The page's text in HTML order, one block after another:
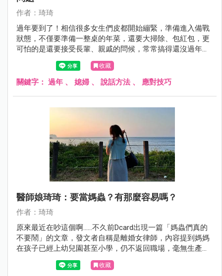
作者：琦琦
過年要到了！相信很多女生們皮都開始繃緊，準備進入備戰
狀態，不僅要準備一整桌的年菜，還要大掃除、包紅包，更
可怕的是還要接受長輩、親戚的問候，常常搞得還沒過年，
心情就開始焦慮起來。
收藏
關鍵字： 過年 、 媳婦 、 說話方法 、 應對技巧
醫師娘琦琦：要當媽蟲？有那麼容易嗎？
作者：琦琦
原來最近在吵這個啊……不久前Dcard出現一篇「媽蟲們真的
不要鬧」的文章，發文者自稱是離婚女律師，內容提到媽媽
在孩子已經上幼兒園甚至小學，仍不返回職場，毫無生產
力，只會花老公的錢，如同寄生蟲般，而且自認生孩子很了
不起。想想，要當「媽蟲」，有那麼容易嗎？
收藏